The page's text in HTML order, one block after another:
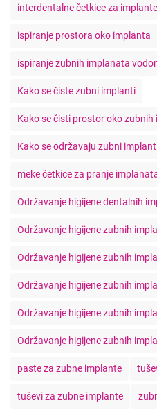
interdentalne četkice za implante
ispiranje prostora oko implanta
ispiranje zubnih implanata
Kako se čiste zubni implanti
Kako se čisti prostor oko zubnih
Kako se održavaju zubni
meke četkice za pranje
Održavanje higijene dentalnih
Održavanje higijene zubnih
Održavanje higijene zubnih
Održavanje higijene zubnih
Održavanje higijene zubnih
Održavanje higijene zubnih
paste za zubne implante
tuševi za zubne implante